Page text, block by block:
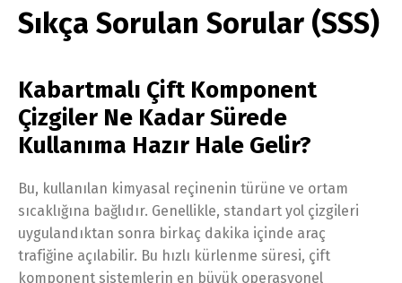
Sıkça Sorulan Sorular (SSS)
Kabartmalı Çift Komponent
Çizgiler Ne Kadar Sürede
Kullanıma Hazır Hale Gelir?
Bu, kullanılan kimyasal reçinenin türüne ve ortam
sıcaklığına bağlıdır. Genellikle, standart yol çizgileri
uygulandıktan sonra birkaç dakika içinde araç
trafiğine açılabilir. Bu hızlı kürlenme süresi, çift
komponent sistemlerin en büyük operasyonel